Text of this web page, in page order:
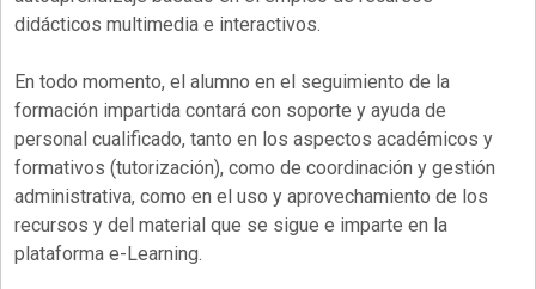
didácticos multimedia e interactivos.
En todo momento, el alumno en el seguimiento de la
formación impartida contará con soporte y ayuda de
personal cualificado, tanto en los aspectos académicos y
formativos (tutorización), como de coordinación y gestión
administrativa, como en el uso y aprovechamiento de los
recursos y del material que se sigue e imparte en la
plataforma e-Learning.